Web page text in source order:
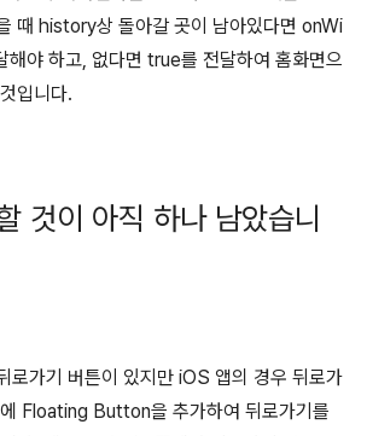
때 history상 돌아갈 곳이 남아있다면 onWi
야 하고, 없다면 true를 전달하여 홈화면으
입니다.
것이 아직 하나 남았습니
로가기 버튼이 있지만 iOS 앱의 경우 뒤로가
Floating Button을 추가하여 뒤로가기를